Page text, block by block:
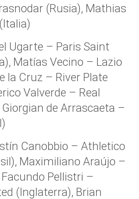
(Rusia), Mathias
Ugarte – Paris Saint
Matías Vecino – Lazio
la Cruz – River Plate
Valverde – Real
de Arrascaeta –
Canobbio – Athletico
Maximiliano Araújo –
Pellistri –
(Inglaterra), Brian